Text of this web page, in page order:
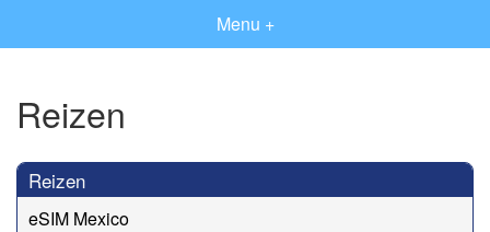
Menu +
Reizen
Reizen
eSIM Mexico